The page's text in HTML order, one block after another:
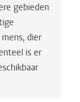
gebieden
dier
is er